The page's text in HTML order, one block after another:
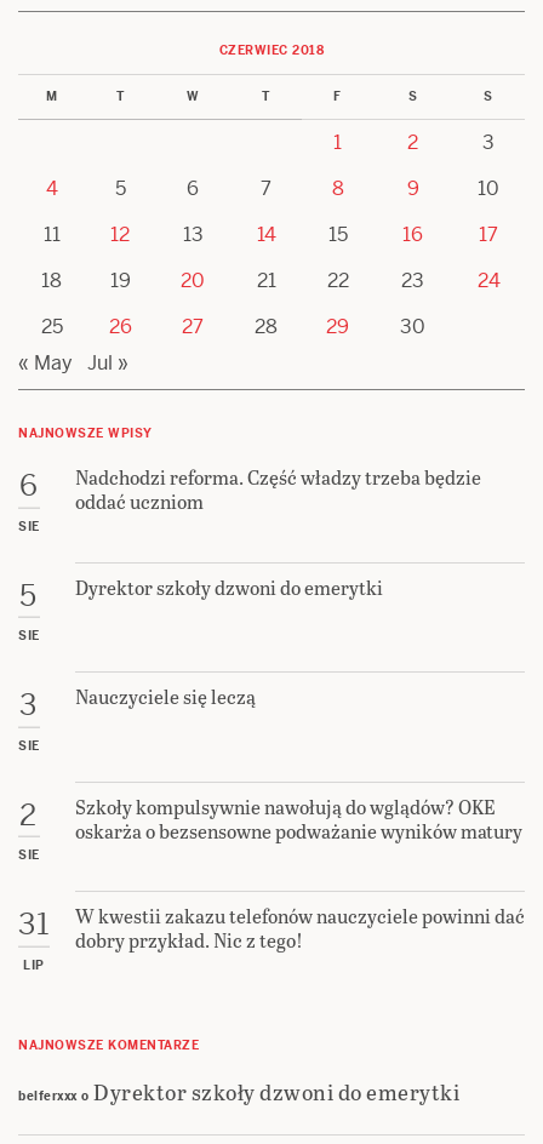
CZERWIEC 2018
M T W T F S S
1 2
3
4
5 6 7 8 9
10
11
12 13 14 15 16
17
18
19 20 21 22 23
24
25
26 27 28 29
30
« May
Jul »
NAJNOWSZE WPISY
6
SIE
Nadchodzi reforma. Część władzy trzeba będzie
oddać uczniom
5
SIE
Dyrektor szkoły dzwoni do emerytki
3
SIE
Nauczyciele się leczą
2
SIE
Szkoły kompulsywnie nawołują do wglądów? OKE
oskarża o bezsensowne podważanie wyników matury
31
LIP
W kwestii zakazu telefonów nauczyciele powinni dać
dobry przykład. Nic z tego!
NAJNOWSZE KOMENTARZE
belferxxxo Dyrektor szkoły dzwoni do emerytki